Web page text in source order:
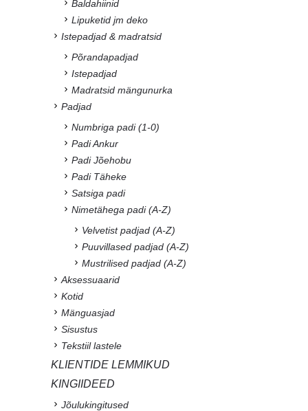
Baldahiinid
Lipuketid jm deko
Istepadjad & madratsid
Põrandapadjad
Istepadjad
Madratsid mängunurka
Padjad
Numbriga padi (1-0)
Padi Ankur
Padi Jõehobu
Padi Täheke
Satsiga padi
Nimetähega padi (A-Z)
Velvetist padjad (A-Z)
Puuvillased padjad (A-Z)
Mustrilised padjad (A-Z)
Aksessuaarid
Kotid
Mänguasjad
Sisustus
Tekstiil lastele
KLIENTIDE LEMMIKUD
KINGIIDEED
Jõulukingitused